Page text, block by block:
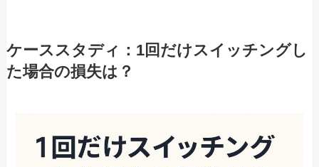
ケーススタディ：1回だけスイッチングし
た場合の損失は？